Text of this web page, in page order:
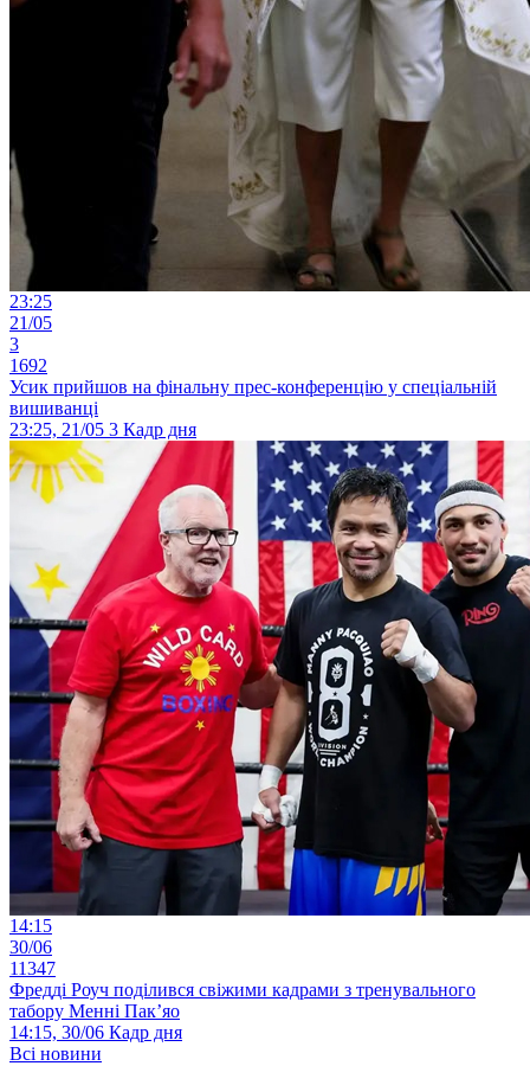
23:25
21/05
3
1692
Усик прийшов на фінальну прес-конференцію у спеціальній
вишиванці
23:25, 21/05 3 Кадр дня
14:15
30/06
11347
Фредді Роуч поділився свіжими кадрами з тренувального
табору Менні Пак’яо
14:15, 30/06 Кадр дня
Всі новини